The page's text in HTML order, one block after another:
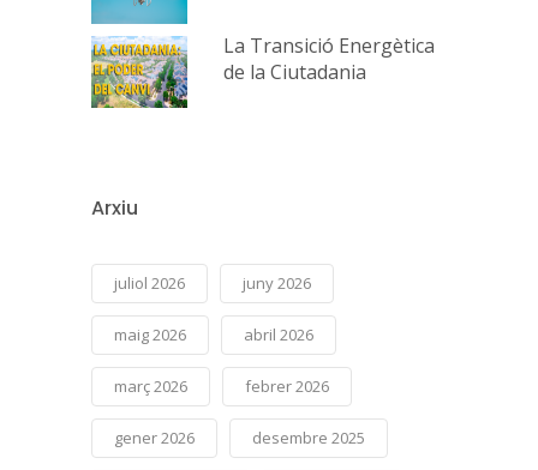
La Transició Energètica
de la Ciutadania
Arxiu
juliol 2026 juny 2026
maig 2026 abril 2026
març 2026 febrer 2026
gener 2026 desembre 2025